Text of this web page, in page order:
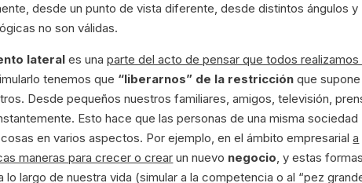
desde un punto de vista diferente, desde distintos ángulos y
no son válidas.
lateral es unaparte del acto de pensar que todos realizamos
tenemos que “liberarnos” de la restricción que
Desde pequeños nuestros familiares, amigos, televisión,
Esto hace que las personas de una misma sociedad
en varios aspectos. Por ejemplo, en el ámbito empresariala
maneras para crecer o crear un nuevo negocio, y estas
largo de nuestra vida (simular a la competencia o al “pez